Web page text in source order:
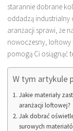
starannie dobrane
oddadzą industrialny
aranżacji sprawi, że
nowoczesny, loftowy
pomogą Ci osiągnąć
W tym artykule
Jakie materiały
aranżacji loftowej?
Jak dobrać
surowych